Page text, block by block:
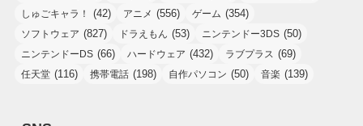
しゅごキャラ！ (42) アニメ (556) ゲーム (354)
ソフトウェア (827) ドラえもん (53) ニンテンドー3DS (50)
ニンテンドーDS (66) ハードウェア (432) ラブプラス (69)
任天堂 (116) 携帯電話 (198) 自作パソコン (50) 音楽 (139)